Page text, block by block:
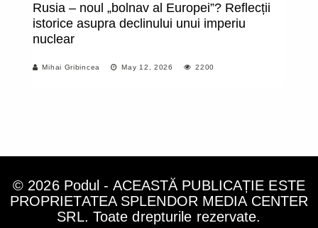
Rusia – noul „bolnav al Europei”? Reflecții
istorice asupra declinului unui imperiu
nuclear
Mihai Gribincea May 12, 2026 2200
© 2026 Podul - ACEASTĂ PUBLICAȚIE ESTE
PROPRIETATEA SPLENDOR MEDIA CENTER
SRL. Toate drepturile rezervate.